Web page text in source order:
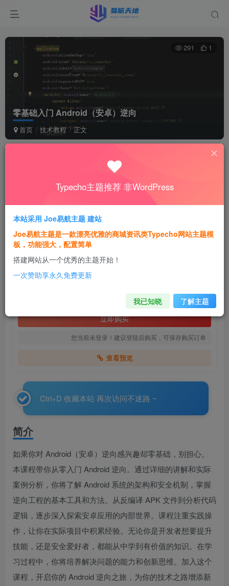
零基础入门 Android（安卓）逆向
首页 技术教程 正文
291 1
零基础入门 Android（安卓）逆向
2年前发布
关注
0 291 1
零基础入门 Android（安卓）逆向
此内容为付费阅读，请付费后查看
￥ 0.99
0.99 Super SVIP￥0.99
立即购买
您当前未登录！建议登陆后购买，可保存购买订单
查看预览
付费阅读
Ctrl+D 收藏本站 再次访问不迷路 ~
简介
如果你对 Android（安卓）逆向感兴趣却零基础，别担心。
本课程带你从零入门 Android 逆向。通过详细的讲解和实际
案例分析，你将了解 Android 系统的架构和安全机制，掌握
逆向工程的基本工具和方法。从反编译 APK 文件到分析代码
逻辑，逐步深入探索安卓应用的内部世界。课程注重实践操
作，让你在实际项目中积累经验。无论你是开发者想要提升
技能，还是安全爱好者，都能从中学到有价值的知识。在学
习过程中，你将培养解决问题的能力和创新思维。加入这个
课程，开启你的 Android 逆向之旅，为你的技术之路增添新
Typecho主题推荐 非WordPress
本站采用 Joe易航主题 建站
Joe易航主题是一款漂亮优雅的商城资讯类Typecho网站主题模
板，功能强大，配置简单
搭建网站从一个优秀的主题开始！
一次赞助享永久免费更新
我已知晓 了解主题